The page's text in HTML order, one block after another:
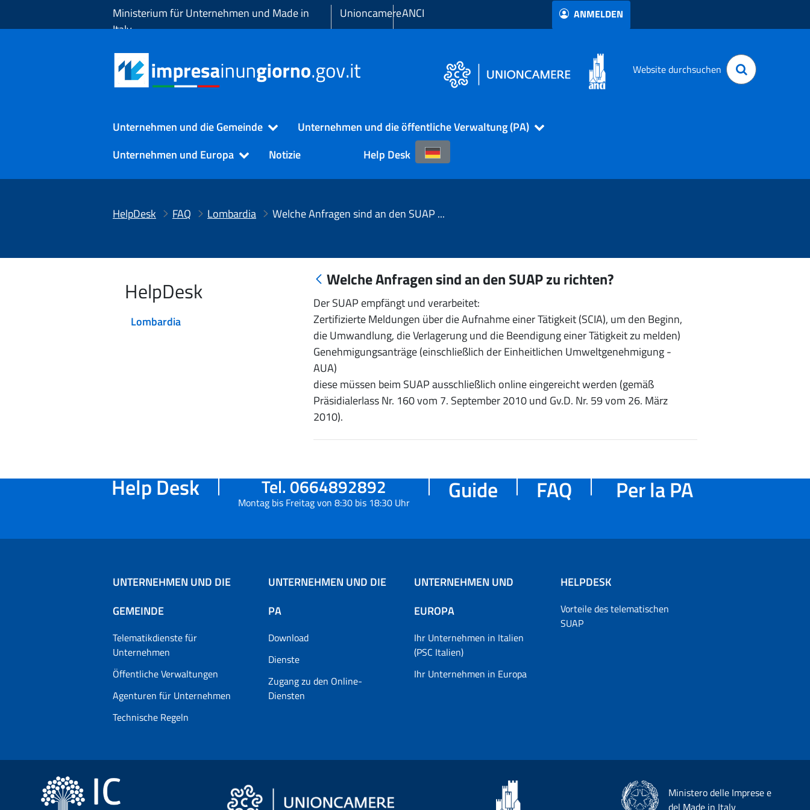
Zum Hauptinhalt springenMinisterium für Unternehmen und Made in
Italy
UnioncamereANCI ANMELDEN
Website durchsuchen
Unternehmen und die Gemeinde
Unternehmen und die öffentliche Verwaltung (PA)
Unternehmen und Europa
Notizie Help Desk
HelpDesk FAQ Lombardia Welche Anfragen sind an den SUAP zu richten?
HelpDesk
Lombardia
Welche Anfragen sind an den SUAP zu richten?
Der SUAP empfängt und verarbeitet:
Zertifizierte Meldungen über die Aufnahme einer Tätigkeit (SCIA), um den Beginn,
die Umwandlung, die Verlagerung und die Beendigung einer Tätigkeit zu melden)
Genehmigungsanträge (einschließlich der Einheitlichen Umweltgenehmigung -
AUA)
diese müssen beim SUAP ausschließlich online eingereicht werden (gemäß
Präsidialerlass Nr. 160 vom 7. September 2010 und Gv.D. Nr. 59 vom 26. März
2010).
Help Desk Tel. 0664892892
Montag bis Freitag von 8:30 bis 18:30 Uhr Guide FAQ Per la PA
UNTERNEHMEN UND DIE
GEMEINDE
Telematikdienste für
Unternehmen
Öffentliche Verwaltungen
Agenturen für Unternehmen
Technische Regeln
UNTERNEHMEN UND DIE
PA
Download
Dienste
Zugang zu den Online-
Diensten
UNTERNEHMEN UND
EUROPA
Ihr Unternehmen in Italien
(PSC Italien)
Ihr Unternehmen in Europa
HELPDESK
Vorteile des telematischen
SUAP
Ministero delle Imprese e